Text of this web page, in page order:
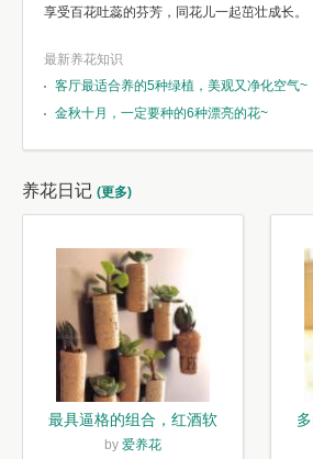
享受百花吐蕊的芬芳，同花儿一起茁壮成长。
最新养花知识
客厅最适合养的5种绿植，美观又净化空气~
金秋十月，一定要种的6种漂亮的花~
养花日记 (更多)
最具逼格的组合，红酒软
木塞diy多肉植物盆栽
by 爱养花